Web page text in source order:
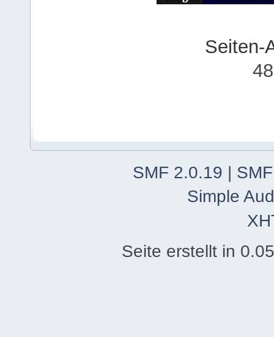
Seiten-
SMF 2.0.19 |
Simple
Seite erstellt in